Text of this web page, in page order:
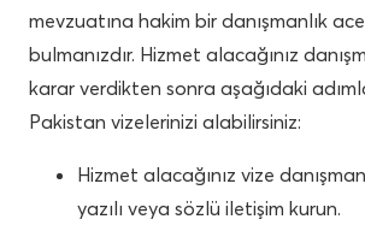
mevzuatına hakim bir danışmanlık
bulmanızdır. Hizmet alacağınız
karar verdikten sonra aşağıdaki
Pakistan vizelerinizi alabilirsiniz:
Hizmet alacağınız vize
yazılı veya sözlü iletişim kurun.